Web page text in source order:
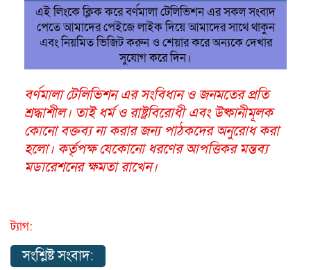
এই লিংকে ক্লিক করে বর্ণমালা টেলিভিশন এর সকল সংবাদ
পেতে আমাদের পেইজে লাইক দিয়ে আমাদের সাথে থাকুন
এবং নিয়মিত ভিজিট করুন ও শেয়ার করে অন্যকে দেখার
সুযোগ করে দিন।
বর্ণমালা টেলিভিশন এর সংবিধান ও জনমতের প্রতি
শ্রদ্ধাশীল। তাই ধর্ম ও রাষ্ট্রবিরোধী এবং উষ্কানীমূলক
কোনো বক্তব্য না করার জন্য পাঠকদের অনুরোধ করা
হলো। কর্তৃপক্ষ যেকোনো ধরণের আপত্তিকর মন্তব্য
মডারেশনের ক্ষমতা রাখেন।
ট্যাগ:
সংশ্লিষ্ট সংবাদ: